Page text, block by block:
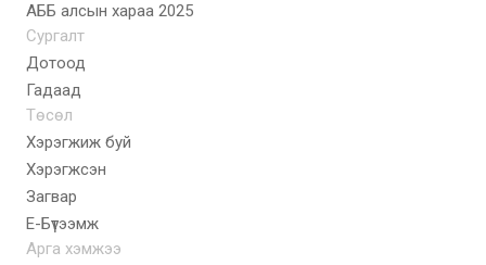
AББ алсын хараа 2025
Сургалт
Дотоод
Гадаад
Төсөл
Хэрэгжиж буй
Хэрэгжсэн
Загвар
E-Бүтээмж
Арга хэмжээ